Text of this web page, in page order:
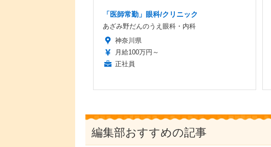
「医師常勤」眼科/クリニック
あざみ野だんのうえ眼科・内科
神奈川県
月給100万円～
正社員
編集部おすすめの記事